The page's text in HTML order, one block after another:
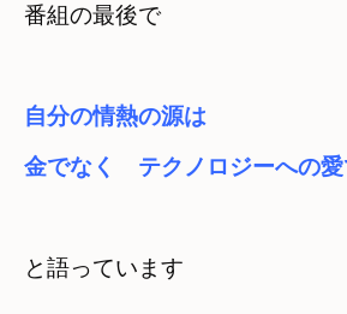
番組の最後で
自分の情熱の源は
金でなく　テクノロジーへの
と語っています